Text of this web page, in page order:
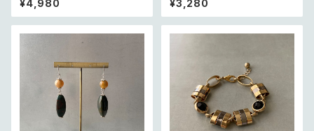
ecklace レトロ アメリカ ヴィン
テージ アクセサリー マルチカラ
¥4,980
メリカ ヴィンテージ アクセサリ
ー レッド ストーン ビッグ イヤリ
¥3,280